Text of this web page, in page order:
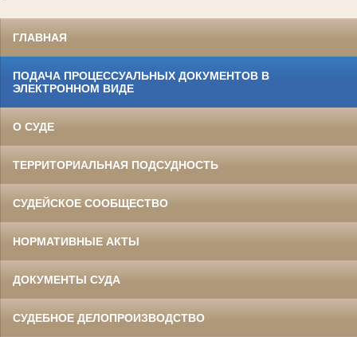
ГЛАВНАЯ
ПОДАЧА ПРОЦЕССУАЛЬНЫХ ДОКУМЕНТОВ В
ЭЛЕКТРОННОМ ВИДЕ
О СУДЕ
ТЕРРИТОРИАЛЬНАЯ ПОДСУДНОСТЬ
СУДЕЙСКОЕ СООБЩЕСТВО
НОРМАТИВНЫЕ АКТЫ
ДОКУМЕНТЫ СУДА
СУДЕБНОЕ ДЕЛОПРОИЗВОДСТВО